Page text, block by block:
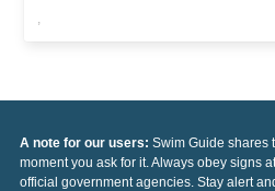
,
A note for our users: Swim Guide shares
moment you ask for it. Always obey signs
official government agencies. Stay alert